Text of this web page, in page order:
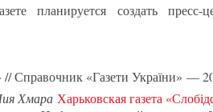
планируется создать пресс-
// Справочник «Газети України» —
Хмара Харьковская газета